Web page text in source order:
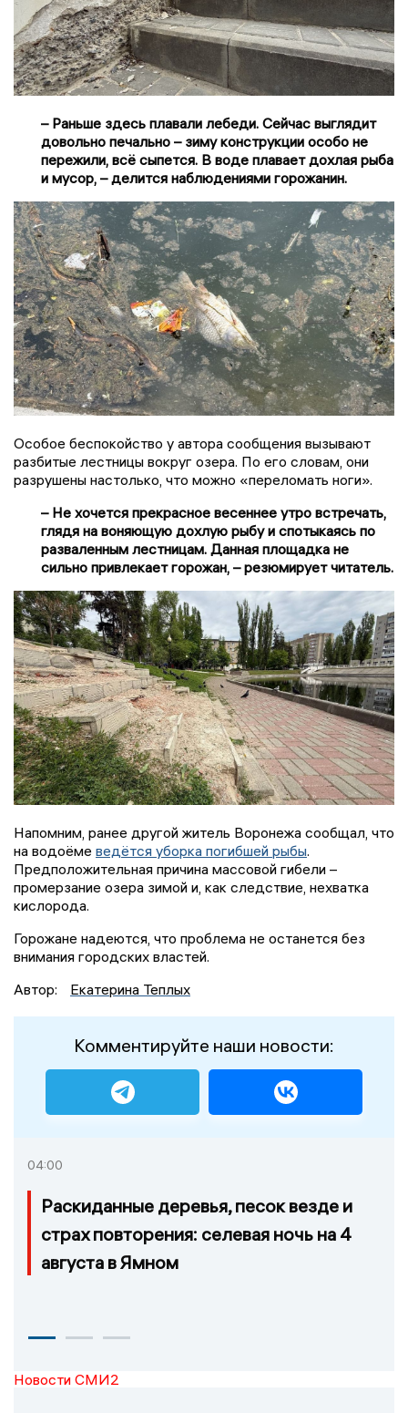
– Раньше здесь плавали лебеди. Сейчас выглядит
довольно печально – зиму конструкции особо не
пережили, всё сыпется. В воде плавает дохлая рыба
и мусор, – делится наблюдениями горожанин.
Особое беспокойство у автора сообщения вызывают
разбитые лестницы вокруг озера. По его словам, они
разрушены настолько, что можно «переломать ноги».
– Не хочется прекрасное весеннее утро встречать,
глядя на воняющую дохлую рыбу и спотыкаясь по
разваленным лестницам. Данная площадка не
сильно привлекает горожан, – резюмирует читатель.
Напомним, ранее другой житель Воронежа сообщал, что
на водоёме ведётся уборка погибшей рыбы.
Предположительная причина массовой гибели –
промерзание озера зимой и, как следствие, нехватка
кислорода.
Горожане надеются, что проблема не останется без
внимания городских властей.
Автор:
Екатерина Теплых
Комментируйте наши новости:
04:00
Раскиданные деревья, песок везде и
страх повторения: селевая ночь на 4
августа в Ямном
Новости СМИ2